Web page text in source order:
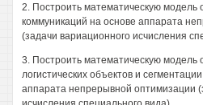
2. Построить математическую модель
коммуникаций на основе аппарата
(задачи вариационного исчисления
3. Построить математическую модель
логистических объектов и
аппарата непрерывной оптимизации